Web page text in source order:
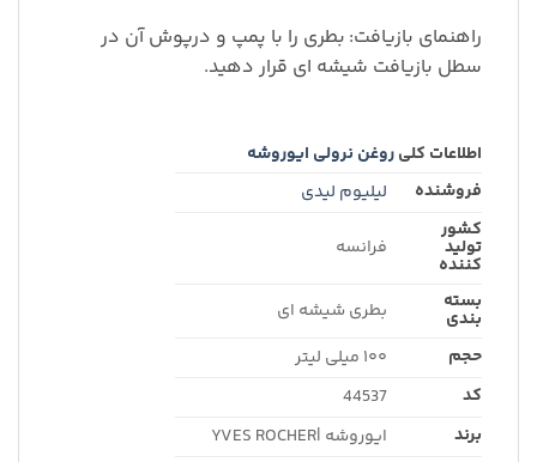
راهنمای بازیافت: بطری را با پمپ و درپوش آن در
سطل بازیافت شیشه ای قرار دهید.
اطلاعات کلیروغن نرولی ایوروشه
فروشنده
لیلیوم لیدی
کشور
تولید
کننده
فرانسه
بسته
بندی
بطری شیشه ای
حجم
۱۰۰ میلی لیتر
کد
44537
برند
ایوروشه |YVES ROCHER